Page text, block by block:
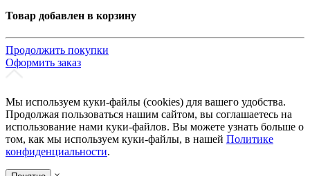
Товар добавлен в корзину
Продолжить покупки
Оформить заказ
Мы используем куки-файлы (cookies) для вашего удобства.
Продолжая пользоваться нашим сайтом, вы соглашаетесь на
использование нами куки-файлов. Вы можете узнать больше о
том, как мы используем куки-файлы, в нашей Политике
конфиденциальности.